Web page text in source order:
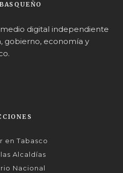
digital independiente
gobierno, economía y
en Tabasco
Alcaldías
Nacional